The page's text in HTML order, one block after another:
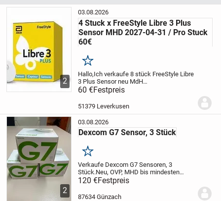
2
03.08.2026
4 Stuck x FreeStyle Libre 3 Plus
Sensor MHD 2027-04-31 / Pro Stuck
60€
Merken
Hallo,Ich verkaufe 8 stück FreeStyle Libre
3 Plus Sensor neu MdH
31.04.2027FreeStyle Libre 3 Plus
Der Sensor ist die neuste
Innovation des FreeStyle Libre 3
Messsystems mit einer Tragedauer
60 €Festpreis
51379 Leverkusen
2
03.08.2026
Dexcom G7 Sensor, 3 Stück
Merken
Verkaufe Dexcom G7 Sensoren, 3
Stück.Neu, OVP, MHD bis mindesten
06/2027Privatverkauf. Versandkosten
versichert DHL trägt der Käufer.
120 €Festpreis
87634 Günzach